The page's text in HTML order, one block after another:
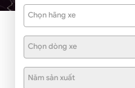
Chọn hãng xe
Chọn dòng xe
Năm sản xuất